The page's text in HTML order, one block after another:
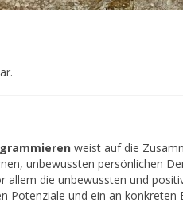
weist auf die
unbewussten persönlichen
allem die unbewussten und
Potenziale und ein an konkreten